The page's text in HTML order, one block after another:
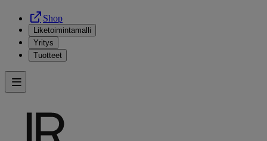
Shop
Liketoimintamalli
Yritys
Tuotteet